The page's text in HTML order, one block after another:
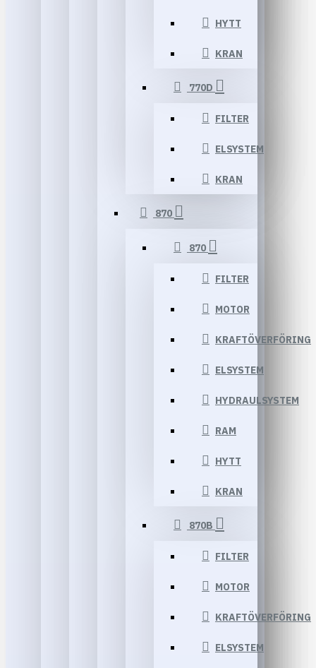
HYTT
KRAN
770D
FILTER
ELSYSTEM
KRAN
870
870
FILTER
MOTOR
KRAFTÖVERFÖRING
ELSYSTEM
HYDRAULSYSTEM
RAM
HYTT
KRAN
870B
FILTER
MOTOR
KRAFTÖVERFÖRING
ELSYSTEM